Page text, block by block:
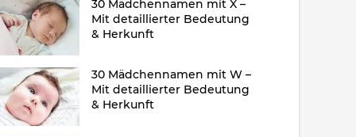
30 Mädchennamen mit X –
Mit detaillierter Bedeutung
& Herkunft
30 Mädchennamen mit W –
Mit detaillierter Bedeutung
& Herkunft